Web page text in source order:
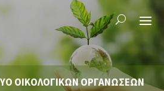
ΟΙΚΟΛΟΓΙΚΩΝ ΟΡΓΑΝΩΣΕΩΝ